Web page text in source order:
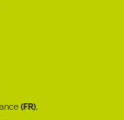
(FR),